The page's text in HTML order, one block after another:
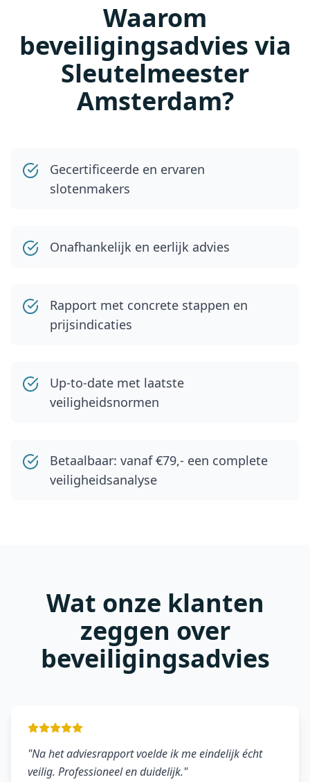
Waarom
beveiligingsadvies via
Sleutelmeester
Amsterdam?
Gecertificeerde en ervaren
slotenmakers
Onafhankelijk en eerlijk advies
Rapport met concrete stappen en
prijsindicaties
Up-to-date met laatste
veiligheidsnormen
Betaalbaar: vanaf €79,- een complete
veiligheidsanalyse
Wat onze klanten
zeggen over
beveiligingsadvies
"Na het adviesrapport voelde ik me eindelijk écht
veilig. Professioneel en duidelijk."